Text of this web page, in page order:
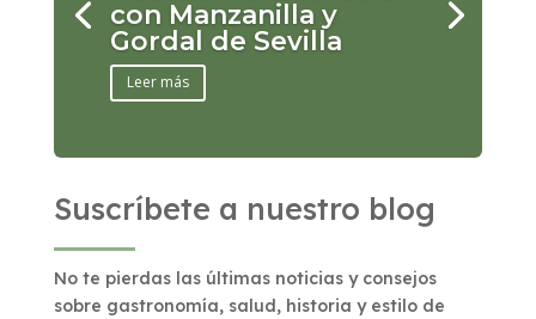
con Manzanilla y
Gordal de Sevilla
Leer más
Suscríbete a nuestro blog
No te pierdas las últimas noticias y consejos
sobre gastronomía, salud, historia y estilo de